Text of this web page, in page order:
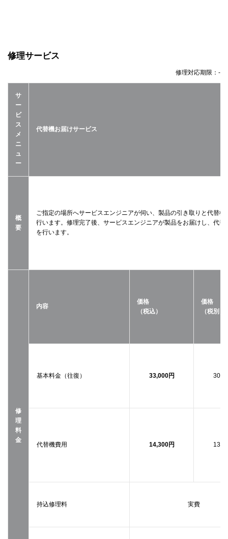
修理サービス
修理対応期限： -
サ
ー
ビ
ス
メ
ニ
ュ
ー
代替機お届けサービス
概
要
ご指定の場所へサービスエンジニアが伺い、製品の引き取りと代替機
行います。修理完了後、サービスエンジニアが製品をお届けし、代替
を行います。
修
理
料
金
内容
価格
（税込）
価格
（税別）
基本料金（往復） 33,000円
代替機費用 14,300円
持込修理料 実費